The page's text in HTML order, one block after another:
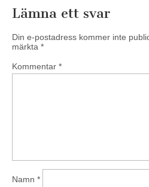
Lämna ett svar
Din e-postadress kommer inte
märkta *
Kommentar *
Namn *